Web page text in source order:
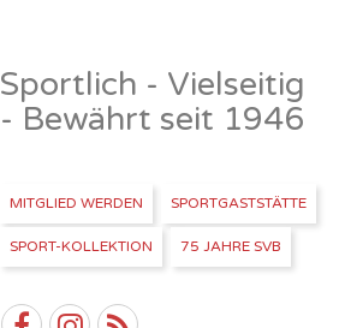
Sportlich - Vielseitig
- Bewährt seit 1946
MITGLIED WERDEN SPORTGASTSTÄTTE
SPORT-KOLLEKTION 75 JAHRE SVB